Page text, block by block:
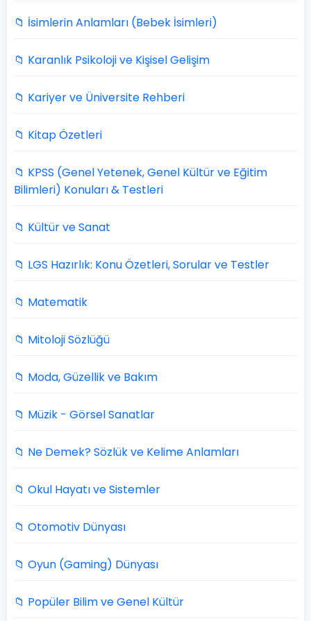
📁 İsimlerin Anlamları (Bebek İsimleri)
📁 Karanlık Psikoloji ve Kişisel Gelişim
📁 Kariyer ve Üniversite Rehberi
📁 Kitap Özetleri
📁 KPSS (Genel Yetenek, Genel Kültür ve Eğitim
Bilimleri) Konuları & Testleri
📁 Kültür ve Sanat
📁 LGS Hazırlık: Konu Özetleri, Sorular ve Testler
📁 Matematik
📁 Mitoloji Sözlüğü
📁 Moda, Güzellik ve Bakım
📁 Müzik - Görsel Sanatlar
📁 Ne Demek? Sözlük ve Kelime Anlamları
📁 Okul Hayatı ve Sistemler
📁 Otomotiv Dünyası
📁 Oyun (Gaming) Dünyası
📁 Popüler Bilim ve Genel Kültür